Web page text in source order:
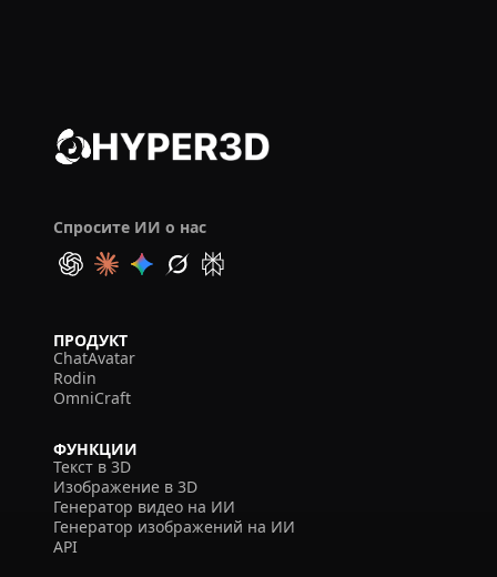
Спросите ИИ о нас
ПРОДУКТ
ChatAvatar
Rodin
OmniCraft
ФУНКЦИИ
Текст в 3D
Изображение в 3D
Генератор видео на ИИ
Генератор изображений на ИИ
API